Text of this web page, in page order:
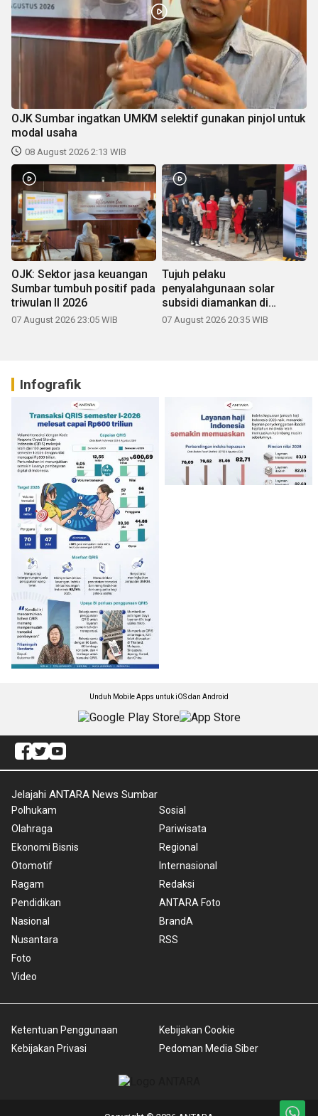
OJK Sumbar ingatkan UMKM selektif gunakan pinjol untuk
modal usaha
08 August 2026 2:13 WIB
OJK: Sektor jasa keuangan
Sumbar tumbuh positif pada
triwulan II 2026
07 August 2026 23:05 WIB
Tujuh pelaku
penyalahgunaan solar
subsidi diamankan di
Sumbar
07 August 2026 20:35 WIB
Infografik
Unduh Mobile Apps untuk iOS dan Android
Jelajahi ANTARA News Sumbar
Polhukam
Olahraga
Ekonomi Bisnis
Otomotif
Ragam
Pendidikan
Nasional
Nusantara
Foto
Video
Sosial
Pariwisata
Regional
Internasional
Redaksi
ANTARA Foto
BrandA
RSS
Ketentuan Penggunaan
Kebijakan Privasi
Kebijakan Cookie
Pedoman Media Siber